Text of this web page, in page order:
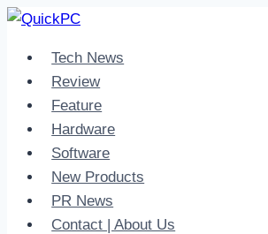
Skip
contentTech News
Review
Feature
Hardware
Software
New Products
PR News
Contact | About Us